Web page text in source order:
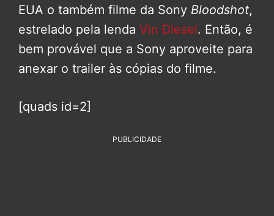
EUA o também filme da Sony Bloodshot,
estrelado pela lenda Vin Diesel. Então, é
bem provável que a Sony aproveite para
anexar o trailer às cópias do filme.
[quads id=2]
PUBLICIDADE